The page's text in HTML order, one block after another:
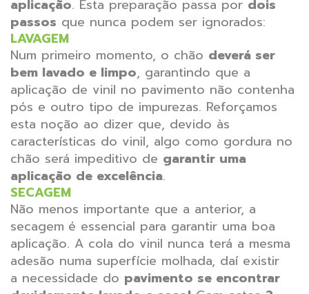
aplicação. Esta preparação passa por dois
passos que nunca podem ser ignorados:
LAVAGEM
Num primeiro momento, o chão deverá ser
bem lavado e limpo, garantindo que a
aplicação de vinil no pavimento não contenha
pós e outro tipo de impurezas. Reforçamos
esta noção ao dizer que, devido às
características do vinil, algo como gordura no
chão será impeditivo de garantir uma
aplicação de excelência.
SECAGEM
Não menos importante que a anterior, a
secagem é essencial para garantir uma boa
aplicação. A cola do vinil nunca terá a mesma
adesão numa superfície molhada, daí existir
a necessidade do pavimento se encontrar